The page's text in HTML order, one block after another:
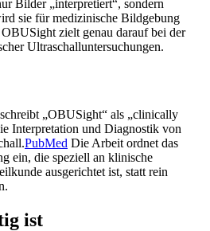
Bilder „interpretiert“, sondern
sie für medizinische Bildgebung
zielt genau darauf bei der
Ultraschalluntersuchungen.
„OBUSight“ als „clinically
Interpretation und Diagnostik von
PubMed Die Arbeit ordnet das
ein, die speziell an klinische
ausgerichtet ist, statt rein
ist